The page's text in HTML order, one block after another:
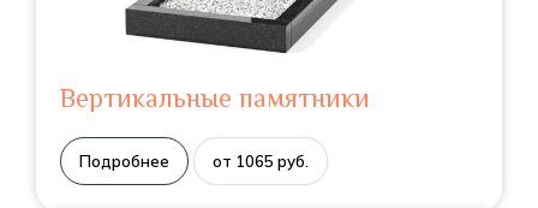
Вертикальные памятники
Подробнее от 1065 руб.